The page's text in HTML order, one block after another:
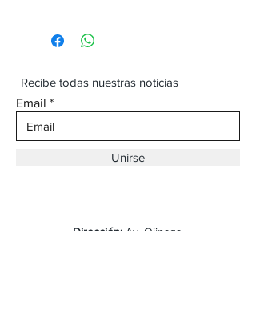
Recibe todas nuestras noticias
Email
Unirse
Dirección: Av. Ojinaga,